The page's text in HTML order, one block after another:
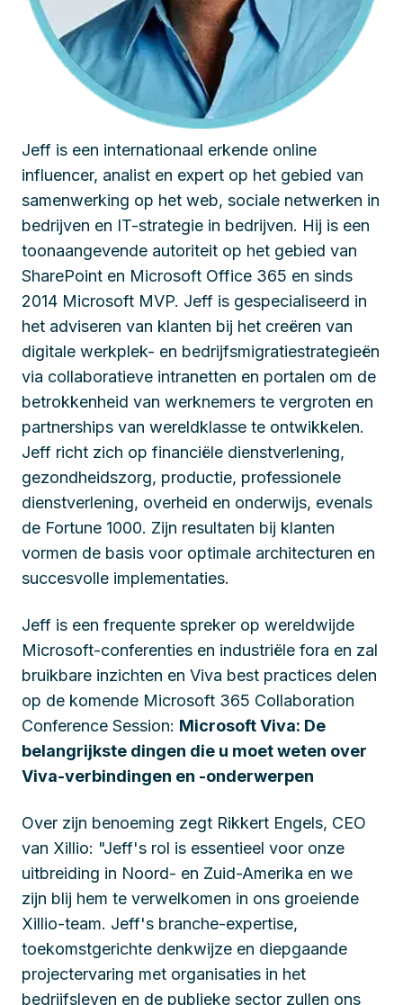
Jeff is een internationaal erkende online
influencer, analist en expert op het gebied van
samenwerking op het web, sociale netwerken in
bedrijven en IT-strategie in bedrijven. Hij is een
toonaangevende autoriteit op het gebied van
SharePoint en Microsoft Office 365 en sinds
2014 Microsoft MVP. Jeff is gespecialiseerd in
het adviseren van klanten bij het creëren van
digitale werkplek- en bedrijfsmigratiestrategieën
via collaboratieve intranetten en portalen om de
betrokkenheid van werknemers te vergroten en
partnerships van wereldklasse te ontwikkelen.
Jeff richt zich op financiële dienstverlening,
gezondheidszorg, productie, professionele
dienstverlening, overheid en onderwijs, evenals
de Fortune 1000. Zijn resultaten bij klanten
vormen de basis voor optimale architecturen en
succesvolle implementaties.
Jeff is een frequente spreker op wereldwijde
Microsoft-conferenties en industriële fora en zal
bruikbare inzichten en Viva best practices delen
op de komende Microsoft 365 Collaboration
Conference Session: Microsoft Viva: De
belangrijkste dingen die u moet weten over
Viva-verbindingen en -onderwerpen
Over zijn benoeming zegt Rikkert Engels, CEO
van Xillio: "Jeff's rol is essentieel voor onze
uitbreiding in Noord- en Zuid-Amerika en we
zijn blij hem te verwelkomen in ons groeiende
Xillio-team. Jeff's branche-expertise,
toekomstgerichte denkwijze en diepgaande
projectervaring met organisaties in het
bedrijfsleven en de publieke sector zullen ons